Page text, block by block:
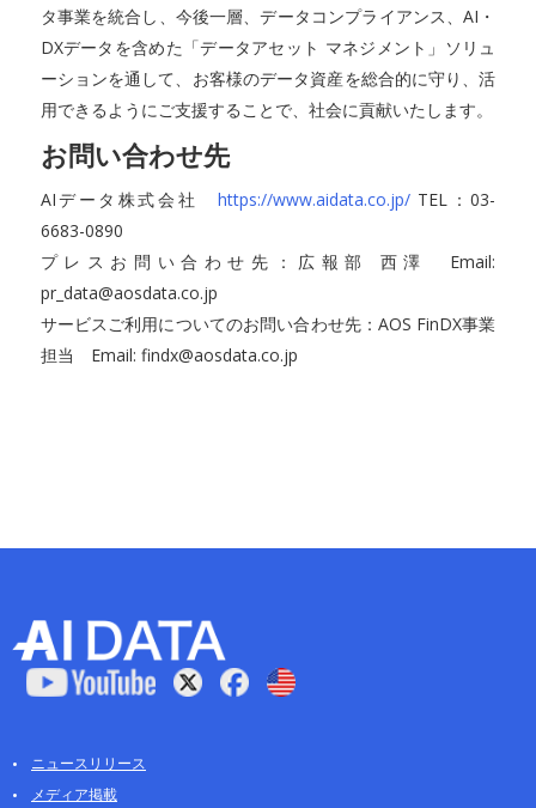
タ事業を統合し、今後一層、データコンプライアンス、AI・
DXデータを含めた「データアセット マネジメント」ソリュ
ーションを通して、お客様のデータ資産を総合的に守り、活
用できるようにご支援することで、社会に貢献いたします。
お問い合わせ先
AIデータ株式会社 https://www.aidata.co.jp/TEL：03-
6683-0890
プレスお問い合わせ先：広報部 西澤 Email:
pr_data@aosdata.co.jp
サービスご利用についてのお問い合わせ先：AOS FinDX事業
担当 Email: findx@aosdata.co.jp
ニュースリリース
メディア掲載